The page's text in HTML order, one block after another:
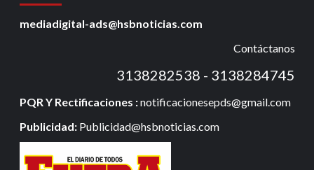
mediadigital-ads@hsbnoticias.com
Contáctanos
3138282538 - 3138284745
PQR Y Rectificaciones :notificacionesepds@gmail.com
Publicidad: Publicidad@hsbnoticias.com